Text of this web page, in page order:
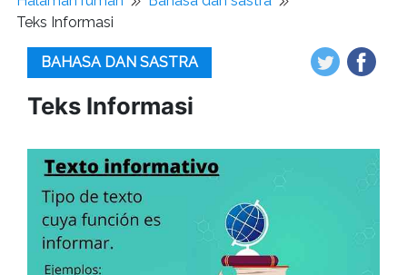
Teks Informasi
BAHASA DAN SASTRA
Teks Informasi